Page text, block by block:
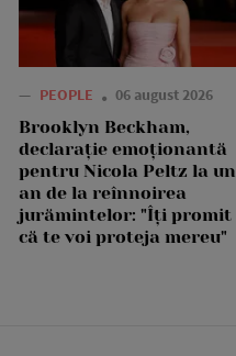
— PEOPLE 06 august 2026
Brooklyn Beckham,
declarație emoționantă
pentru Nicola Peltz la un
an de la reînnoirea
jurămintelor: "Îți promit
că te voi proteja mereu"